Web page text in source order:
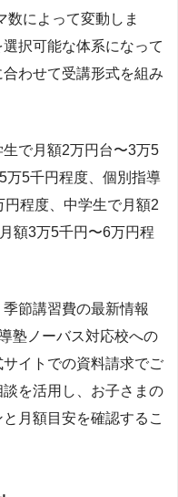
数によって変動しま
択可能な体系になって
わせて受講形式を組み
で月額2万円台〜3万5
万5千円程度、個別指導
程度、中学生で月額2
額3万5千円〜6万円程
節講習費の最新情報
塾ノーバス対応校への
イトでの資料請求でご
を活用し、お子さまの
月額目安を確認するこ